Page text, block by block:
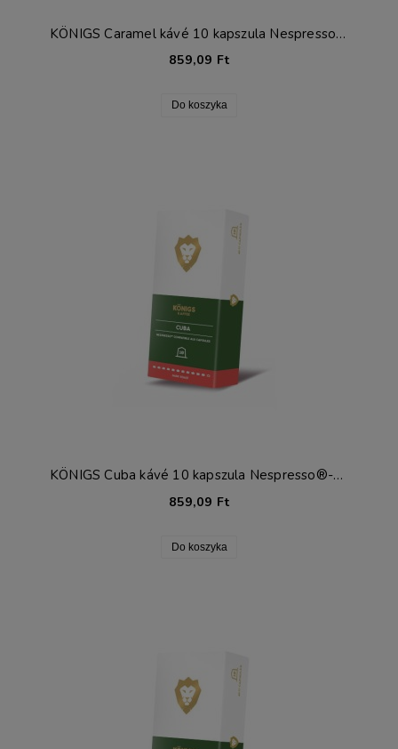
KÖNIGS Caramel kávé 10 kapszula Nespresso®-hoz*
859,09 Ft
Do koszyka
KÖNIGS Cuba kávé 10 kapszula Nespresso®-hoz*
859,09 Ft
Do koszyka